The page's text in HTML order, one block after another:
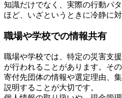
知識だけでなく、実際の行動パ
ほど、いざというときに冷静に
職場や学校での情報共有
職場や学校では、特定の災害支
が行われることがあります。そ
寄付先団体の情報や選定理由、
説明することが大切です。